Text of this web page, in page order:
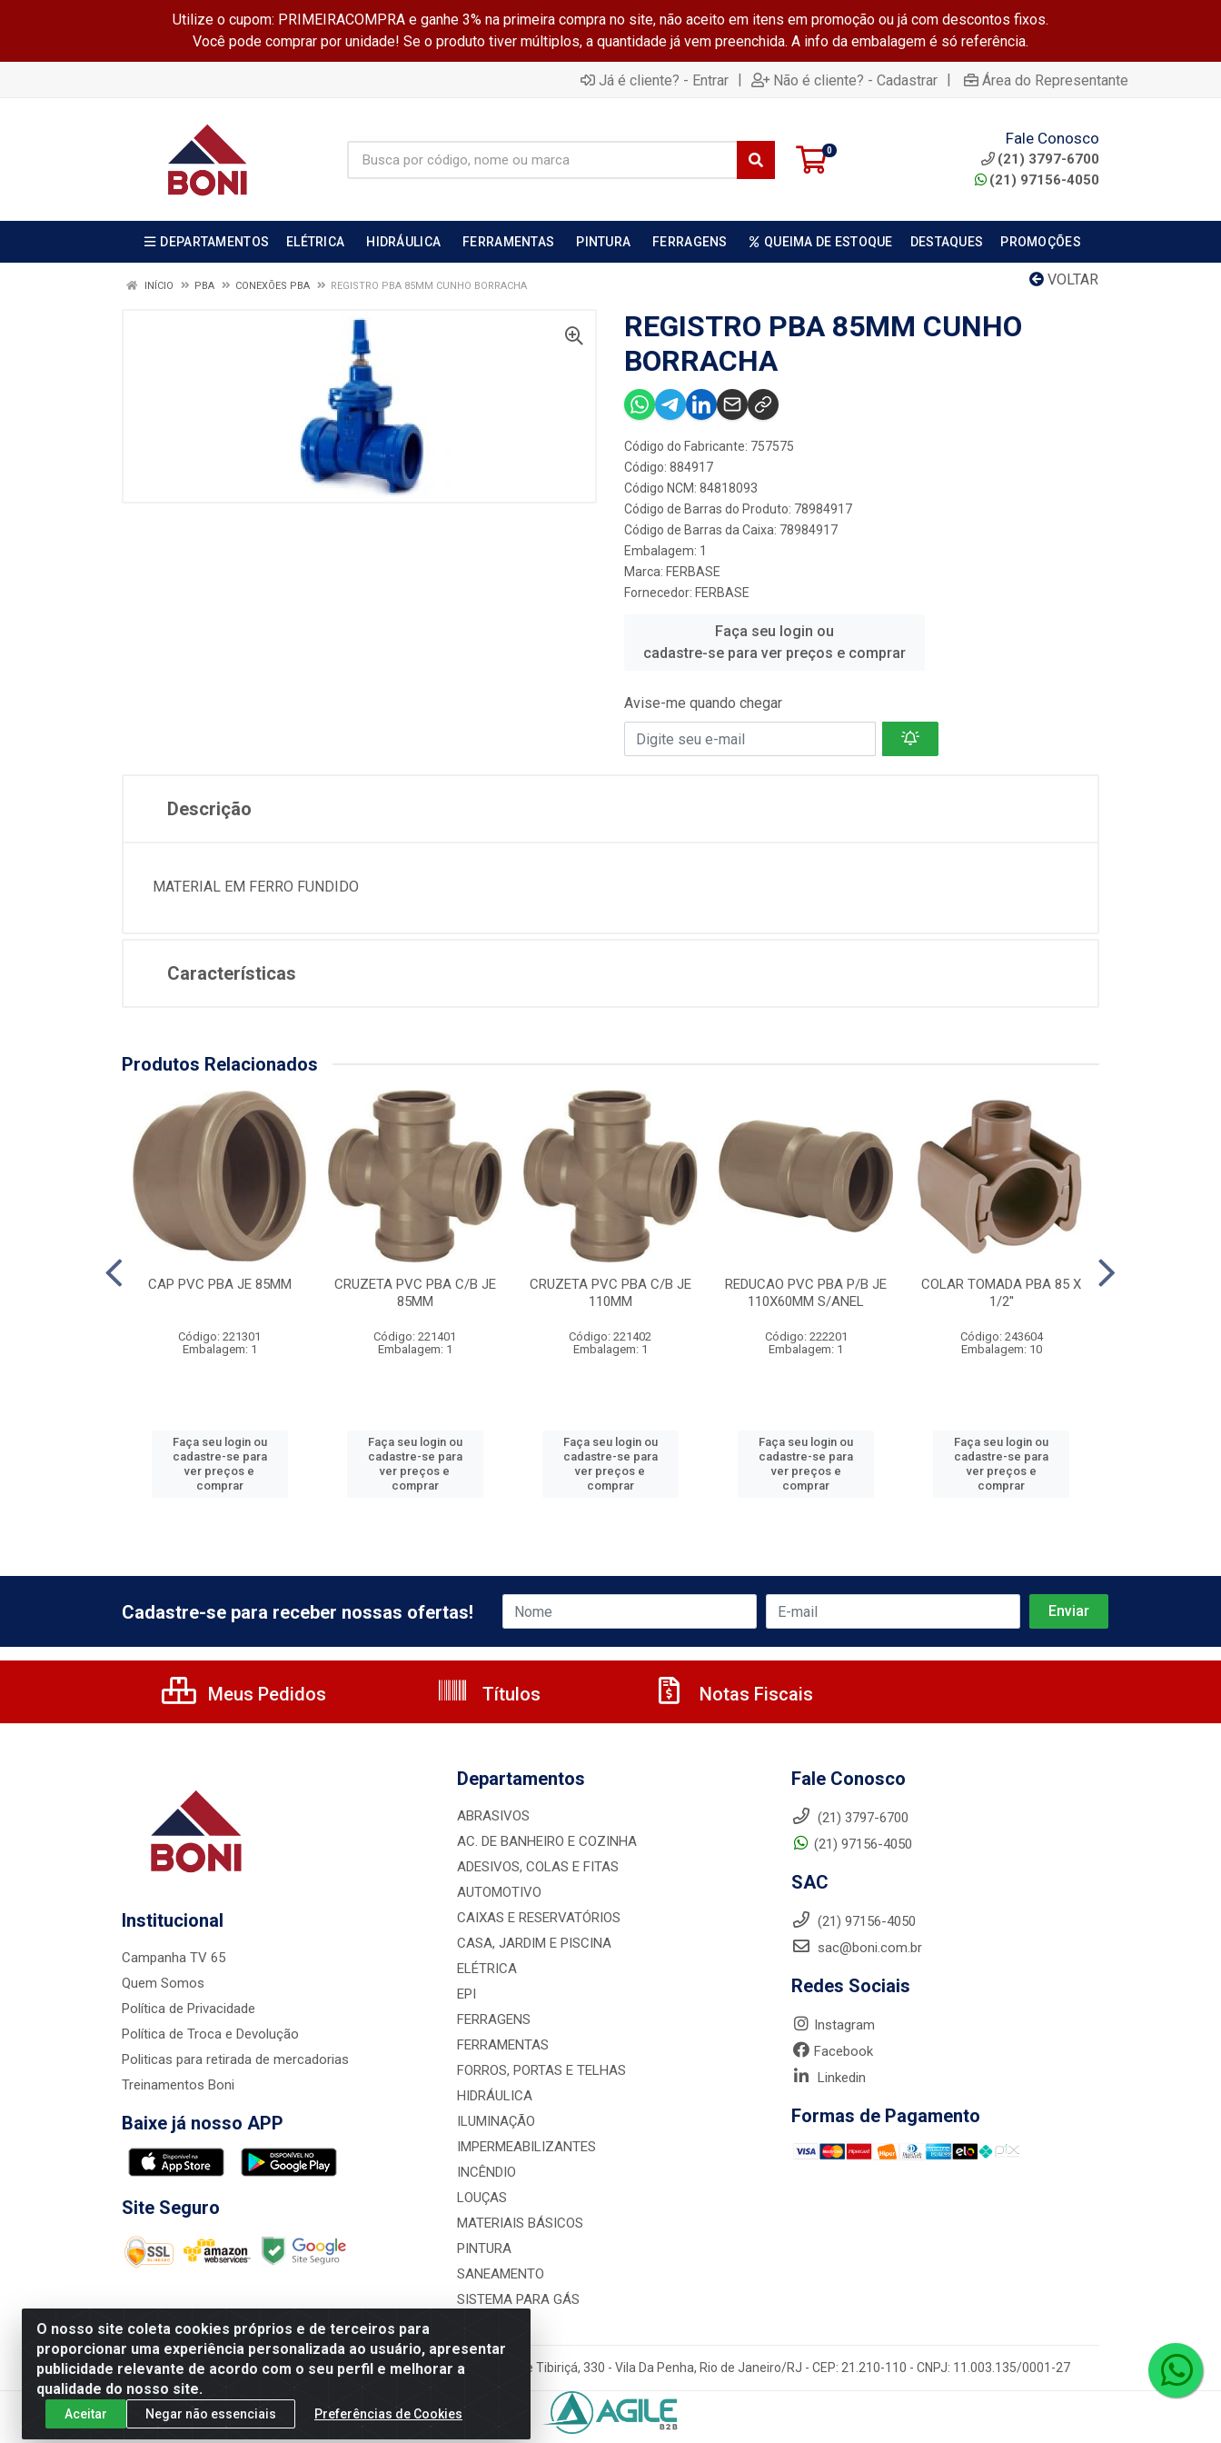
Utilize o cupom: PRIMEIRACOMPRA e ganhe 3% na primeira compra no site, não aceito em itens em promoção ou já com descontos fixos.
Você pode comprar por unidade! Se o produto tiver múltiplos, a quantidade já vem preenchida. A info da embalagem é só referência.
Já é cliente? - Entrar | Não é cliente? - Cadastrar | Área do Representante
0
Fale Conosco
(21) 3797-6700
(21) 97156-4050
DEPARTAMENTOS ELÉTRICA HIDRÁULICA FERRAMENTAS PINTURA FERRAGENS QUEIMA DE ESTOQUE DESTAQUES PROMOÇÕES
VOLTAR
INÍCIO PBA CONEXÕES PBA REGISTRO PBA 85MM CUNHO BORRACHA
REGISTRO PBA 85MM CUNHO
BORRACHA
Código do Fabricante: 757575
Código: 884917
Código NCM: 84818093
Código de Barras do Produto: 78984917
Código de Barras da Caixa: 78984917
Embalagem: 1
Marca: FERBASE
Fornecedor: FERBASE
Faça seu login ou
cadastre-se para ver preços e comprar
Avise-me quando chegar
Descrição
MATERIAL EM FERRO FUNDIDO
Características
Produtos Relacionados
CAP PVC PBA JE 85MM
Código: 221301
Embalagem: 1
Faça seu login ou
cadastre-se para
ver preços e
comprar
CRUZETA PVC PBA C/B JE
85MM
Código: 221401
Embalagem: 1
Faça seu login ou
cadastre-se para
ver preços e
comprar
CRUZETA PVC PBA C/B JE
110MM
Código: 221402
Embalagem: 1
Faça seu login ou
cadastre-se para
ver preços e
comprar
REDUCAO PVC PBA P/B JE
110X60MM S/ANEL
Código: 222201
Embalagem: 1
Faça seu login ou
cadastre-se para
ver preços e
comprar
COLAR TOMADA PBA 85 X
1/2''
Código: 243604
Embalagem: 10
Faça seu login ou
cadastre-se para
ver preços e
comprar
O nosso site coleta cookies próprios e de terceiros para
proporcionar uma experiência personalizada ao usuário, apresentar
publicidade relevante de acordo com o seu perfil e melhorar a
qualidade do nosso site.
Aceitar Negar não essenciais Preferências de Cookies
Cadastre-se para receber nossas ofertas!
Meus Pedidos Títulos Notas Fiscais
Institucional
Campanha TV 65
Quem Somos
Política de Privacidade
Política de Troca e Devolução
Politicas para retirada de mercadorias
Treinamentos Boni
Baixe já nosso APP
Site Seguro
Departamentos
ABRASIVOS
AC. DE BANHEIRO E COZINHA
ADESIVOS, COLAS E FITAS
AUTOMOTIVO
CAIXAS E RESERVATÓRIOS
CASA, JARDIM E PISCINA
ELÉTRICA
EPI
FERRAGENS
FERRAMENTAS
FORROS, PORTAS E TELHAS
HIDRÁULICA
ILUMINAÇÃO
IMPERMEABILIZANTES
INCÊNDIO
LOUÇAS
MATERIAIS BÁSICOS
PINTURA
SANEAMENTO
SISTEMA PARA GÁS
Fale Conosco
(21) 3797-6700
(21) 97156-4050
SAC
(21) 97156-4050
sac@boni.com.br
Redes Sociais
Instagram
Facebook
Linkedin
Formas de Pagamento
Nova Boni Distribuidora de Material de Construção LTDA - Rua Alice Tibiriçá, 330 - Vila Da Penha, Rio de Janeiro/RJ - CEP: 21.210-110 - CNPJ: 11.003.135/0001-27